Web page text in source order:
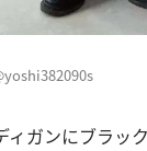
ィガンにブラッ